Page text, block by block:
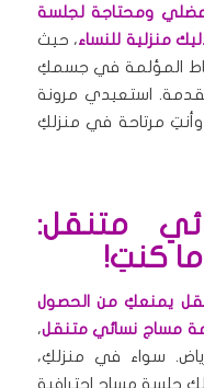
ومحتاجة لجلسة
منزلية للنساء، حيث
المؤلمة في جسمكِ
استعيدي مرونة
مرتاحة في منزلكِ
متنقل:
كنتِ!
يمنعكِ من الحصول
مساج نسائي متنقل،
سواء في منزلكِ،
جلسة مساج احترافية